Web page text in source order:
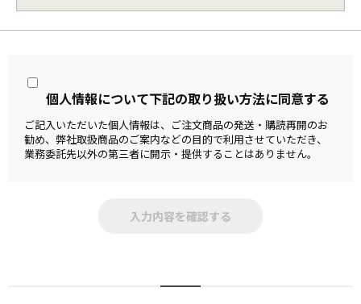
個人情報について下記の取り扱い方法に同意する
ご記入いただいた個人情報は、ご注文商品の発送・購読再開のお
勧め、 弊社取扱商品のご案内などの目的で利用させていただき、
業務委託先以外の第三者に開示・提供することはありません。